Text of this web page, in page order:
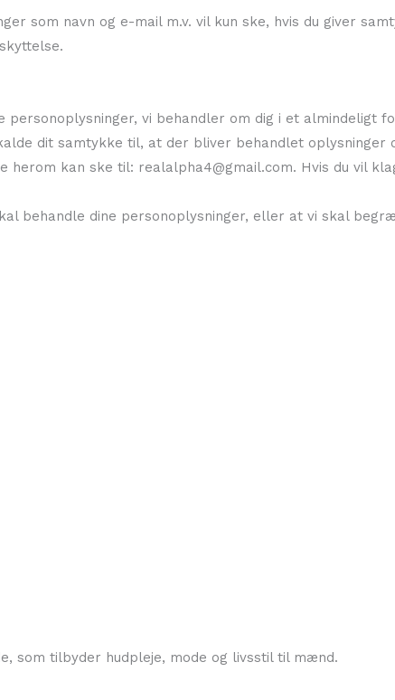
som navn og e-mail m.v. vil kun ske, hvis du giver
vi behandler om dig i et almindeligt
dit samtykke til, at der bliver behandlet
kan ske til: realalpha4@gmail.com. Hvis du vil
behandle dine personoplysninger, eller at vi skal
som tilbyder hudpleje, mode og livsstil til mænd.